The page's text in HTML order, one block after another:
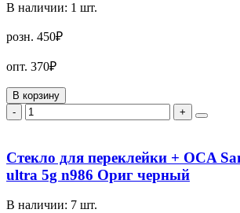
В наличии: 1 шт.
розн. 450₽
опт. 370₽
В корзину
-
+
Стекло для переклейки + OCA
ultra 5g n986 Ориг черный
В наличии: 7 шт.